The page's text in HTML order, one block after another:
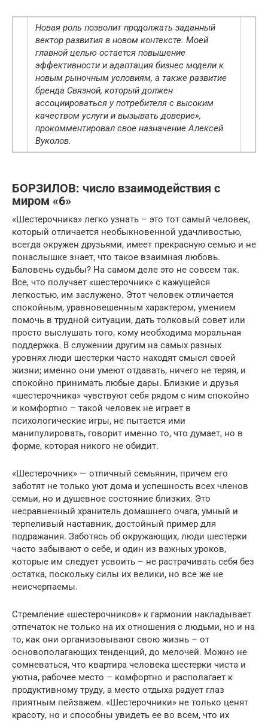
Новая роль позволит продолжать заданный
вектор развития в новом контексте. Моей
главной целью остается повышение
эффективности и адаптация бизнес модели к
новым рыночным условиям, а также развитие
бренда Связной, который должен
ассоциироваться у потребителя с высоким
качеством услуги и вызывать доверие»,
прокомментировал свое назначение Алексей
Вуколов.
БОРЗИЛОВ: число взаимодействия с
миром «6»
«Шестерочника» легко узнать – это тот самый человек,
который отличается необыкновенной удачливостью,
всегда окружен друзьями, имеет прекрасную семью и не
понаслышке знает, что такое взаимная любовь.
Баловень судьбы? На самом деле это не совсем так.
Все, что получает «шестерочник» с кажущейся
легкостью, им заслужено. Этот человек отличается
спокойным, уравновешенным характером, умением
помочь в трудной ситуации, дать толковый совет или
просто выслушать того, кому необходима моральная
поддержка. В служении другим на самых разных
уровнях люди шестерки часто находят смысл своей
жизни; именно они умеют отдавать, ничего не теряя, и
спокойно принимать любые дары. Близкие и друзья
«шестерочника» чувствуют себя рядом с ним спокойно
и комфортно – такой человек не играет в
психологические игры, не пытается ими
манипулировать, говорит именно то, что думает, но в
форме, которая никого не обидит.
«Шестерочник» — отличный семьянин, причем его
заботят не только уют дома и успешность всех членов
семьи, но и душевное состояние близких. Это
несравненный хранитель домашнего очага, умный и
терпеливый наставник, достойный пример для
подражания. Заботясь об окружающих, люди шестерки
часто забывают о себе, и один из важных уроков,
которые им следует усвоить – не растрачивать себя без
остатка, поскольку силы их велики, но все же не
неисчерпаемы.
Стремление «шестерочников» к гармонии накладывает
отпечаток не только на их отношения с людьми, но и на
то, как они организовывают свою жизнь – от
основополагающих тенденций, до мелочей. Можно не
сомневаться, что квартира человека шестерки чиста и
уютна, рабочее место – комфортно и располагает к
продуктивному труду, а место отдыха радует глаз
приятным пейзажем. «Шестерочники» не только ценят
красоту, но и способны увидеть ее во всем, что их